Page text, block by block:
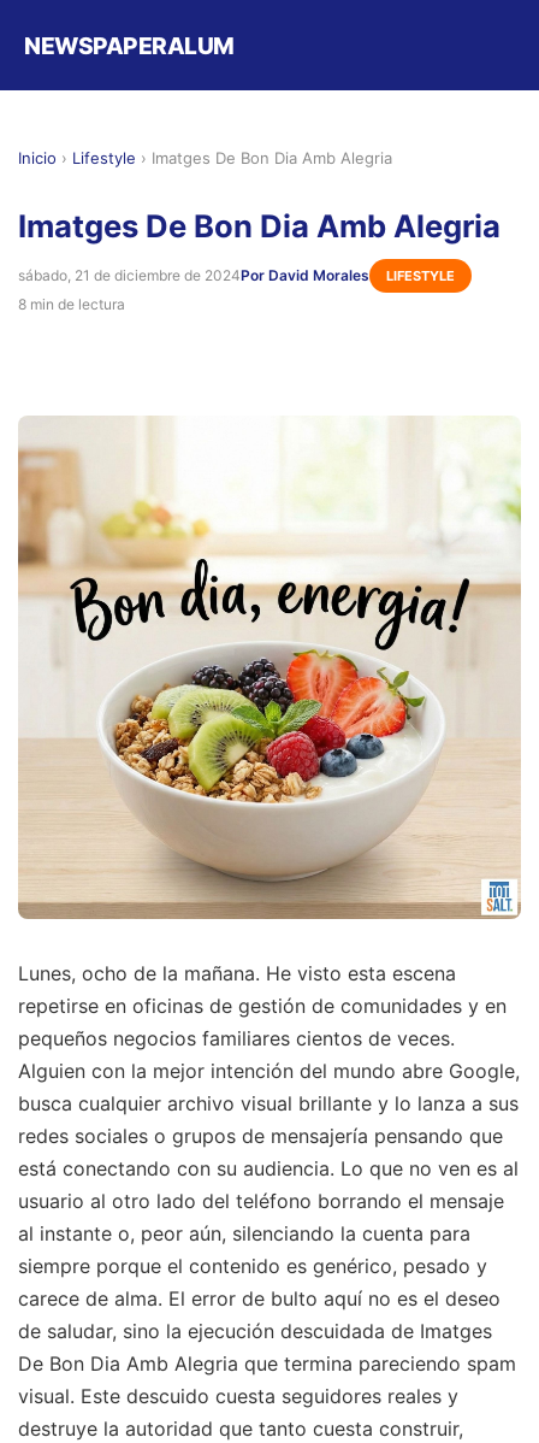
NEWSPAPERALUM
Inicio › Lifestyle › Imatges De Bon Dia Amb Alegria
Imatges De Bon Dia Amb Alegria
sábado, 21 de diciembre de 2024Por David Morales LIFESTYLE
8 min de lectura
Lunes, ocho de la mañana. He visto esta escena
repetirse en oficinas de gestión de comunidades y en
pequeños negocios familiares cientos de veces.
Alguien con la mejor intención del mundo abre Google,
busca cualquier archivo visual brillante y lo lanza a sus
redes sociales o grupos de mensajería pensando que
está conectando con su audiencia. Lo que no ven es al
usuario al otro lado del teléfono borrando el mensaje
al instante o, peor aún, silenciando la cuenta para
siempre porque el contenido es genérico, pesado y
carece de alma. El error de bulto aquí no es el deseo
de saludar, sino la ejecución descuidada de Imatges
De Bon Dia Amb Alegria que termina pareciendo spam
visual. Este descuido cuesta seguidores reales y
destruye la autoridad que tanto cuesta construir,